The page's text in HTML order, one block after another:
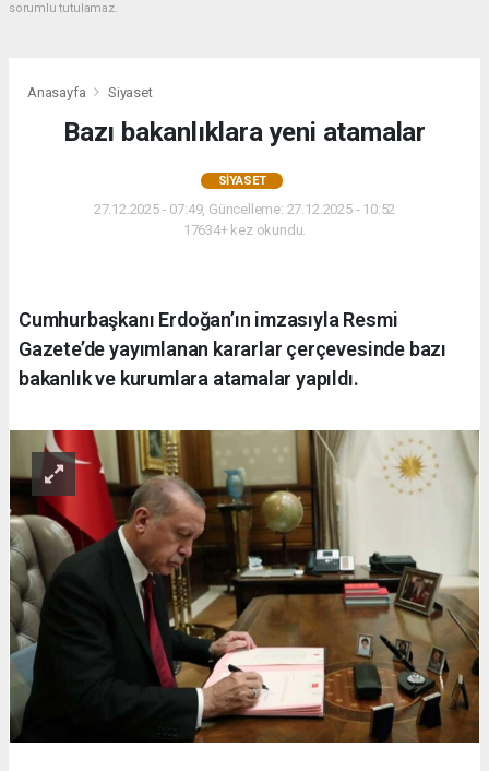
sorumlu tutulamaz.
Anasayfa Siyaset
Bazı bakanlıklara yeni atamalar
SIYASET
27.12.2025 - 07:49, Güncelleme: 27.12.2025 - 10:52
17634+ kez okundu.
Cumhurbaşkanı Erdoğan’ın imzasıyla Resmi
Gazete’de yayımlanan kararlar çerçevesinde bazı
bakanlık ve kurumlara atamalar yapıldı.